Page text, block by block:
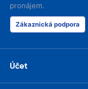
pronájem.
Zákaznická podpora
Účet